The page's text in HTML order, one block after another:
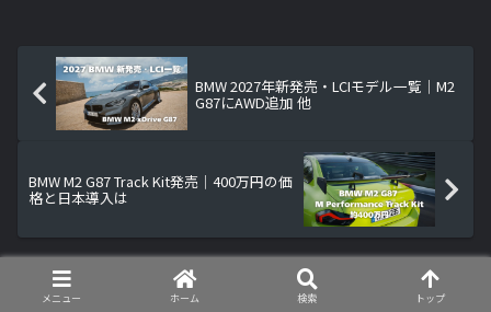
BMW 2027年新発売・LCIモデル一覧｜M2
G87にAWD追加 他
BMW M2 G87 Track Kit発売｜400万円の価
格と日本導入は
メニュー ホーム 検索 トップ